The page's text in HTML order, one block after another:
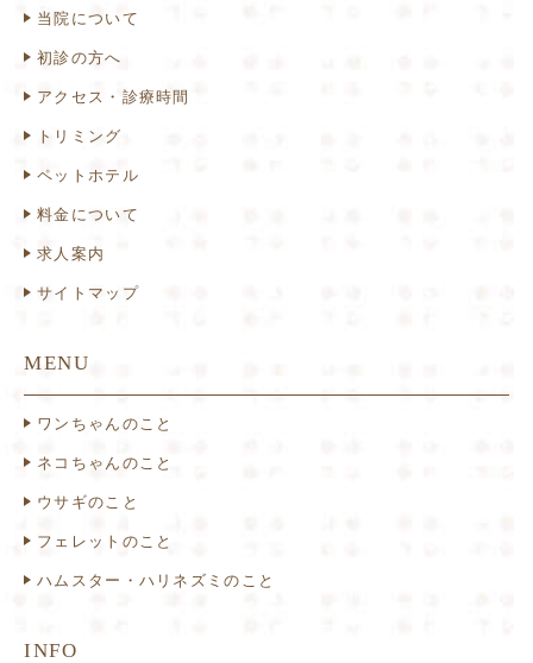
当院について
初診の方へ
アクセス・診療時間
トリミング
ペットホテル
料金について
求人案内
サイトマップ
MENU
ワンちゃんのこと
ネコちゃんのこと
ウサギのこと
フェレットのこと
ハムスター・ハリネズミのこと
INFO